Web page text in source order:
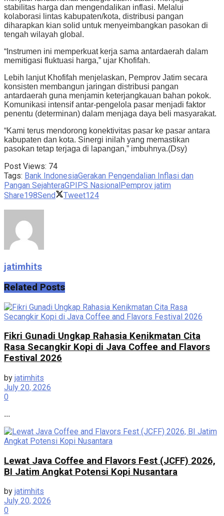
stabilitas harga dan mengendalikan inflasi. Melalui
kolaborasi lintas kabupaten/kota, distribusi pangan
diharapkan kian solid untuk menyeimbangkan pasokan di
tengah wilayah global.
“Instrumen ini memperkuat kerja sama antardaerah dalam
memitigasi fluktuasi harga,” ujar Khofifah.
Lebih lanjut Khofifah menjelaskan, Pemprov Jatim secara
konsisten membangun jaringan distribusi pangan
antardaerah guna menjamin keterjangkauan bahan pokok.
Komunikasi intensif antar-pengelola pasar menjadi faktor
penentu (determinan) dalam menjaga daya beli masyarakat.
“Kami terus mendorong konektivitas pasar ke pasar antara
kabupaten dan kota. Sinergi inilah yang memastikan
pasokan tetap terjaga di lapangan,” imbuhnya.(Dsy)
Post Views: 74
Tags: Bank IndonesiaGerakan Pengendalian Inflasi dan
Pangan SejahteraGPIPS Nasional Pemprov jatim
Share198Send Tweet124
jatimhits
Related Posts
Fikri Gunadi Ungkap Rahasia Kenikmatan Cita
Rasa Secangkir Kopi di Java Coffee and Flavors
Festival 2026
by jatimhits
July 20, 2026
0
...
Lewat Java Coffee and Flavors Fest (JCFF) 2026,
BI Jatim Angkat Potensi Kopi Nusantara
by jatimhits
July 20, 2026
0